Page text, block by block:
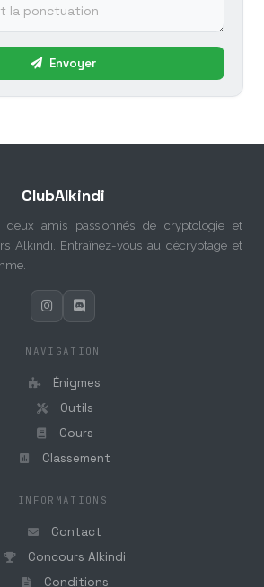
Envoyer
ClubAlkindi
amis passionnés de cryptologie et
Alkindi. Entraînez-vous au décryptage et
NAVIGATION
Énigmes
Outils
Cours
Classement
INFORMATIONS
Contact
Concours Alkindi
Conditions